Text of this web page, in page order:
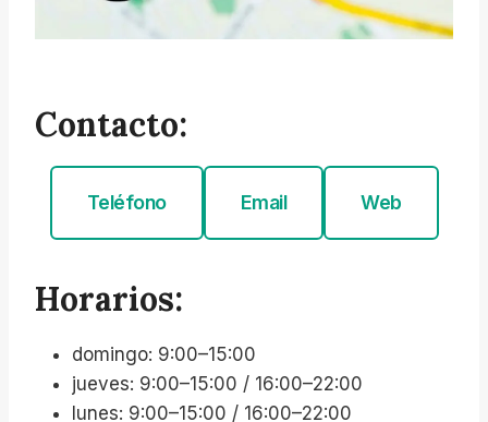
Contacto:
Teléfono Email Web
Horarios:
domingo: 9:00–15:00
jueves: 9:00–15:00 / 16:00–22:00
lunes: 9:00–15:00 / 16:00–22:00